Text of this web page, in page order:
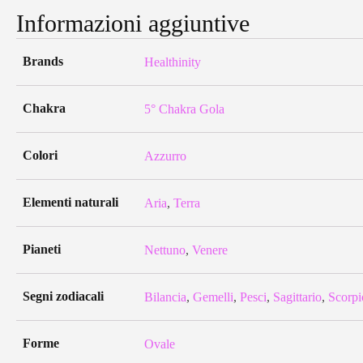
Informazioni aggiuntive
Brands Healthinity
Chakra 5° Chakra Gola
Colori Azzurro
Elementi naturali Aria, Terra
Pianeti Nettuno, Venere
Segni zodiacali Bilancia, Gemelli, Pesci, Sagittario,
Forme Ovale